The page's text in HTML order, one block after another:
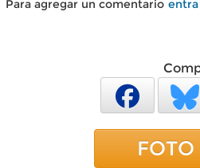
Para agregar un comentario